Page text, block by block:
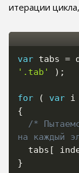
итерации
var tabs =
'.tab'
) ;
for ( var i
{
/*
на каждый
  tabs
[
}